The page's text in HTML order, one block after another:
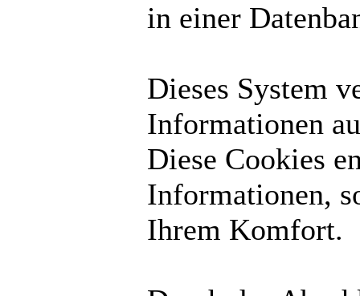
in einer
Dieses System
Informationen
Diese Cookies
Informationen,
Ihrem Komfort.